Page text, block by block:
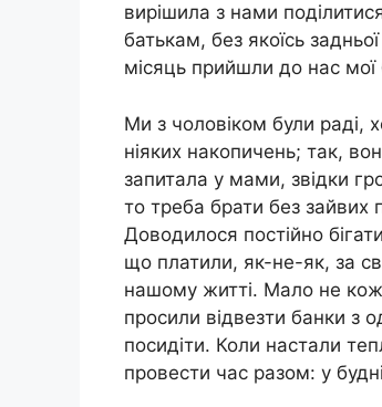
вирішила з нами
батькам, без якоїсь
місяць прийшли до нас мої
Ми з чоловіком були раді,
ніяких накопичень; так,
запитала у мами, звідки
то треба брати без
Доводилося постійно
що платили, як-не-як, за
нашому житті. Мало не
просили відвезти банки з
посидіти. Коли настали
провести час разом: у